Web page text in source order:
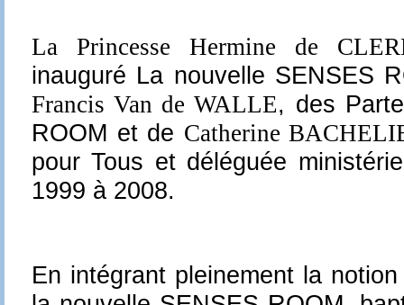
La Princesse Hermine de
inauguré La nouvelle SENSES
Francis Van de WALLE, des
ROOM et de Catherine
pour Tous et déléguée
1999 à 2008.
En intégrant pleinement la